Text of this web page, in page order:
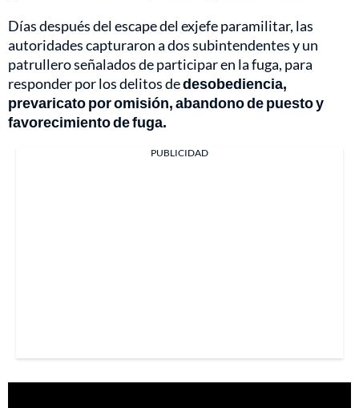
Días después del escape del exjefe paramilitar, las
autoridades capturaron a dos subintendentes y un
patrullero señalados de participar en la fuga, para
responder por los delitos dedesobediencia,
prevaricato por omisión, abandono de puesto y
favorecimiento de fuga.
PUBLICIDAD